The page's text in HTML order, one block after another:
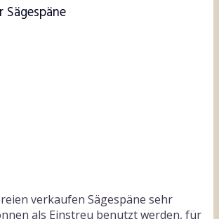
Sägespäne
verkaufen Sägespäne sehr
als Einstreu benutzt werden, für